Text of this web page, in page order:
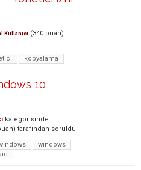
Kullanıcı (340 puan)
kopyalama
10
kategorisinde
tarafından soruldu
windows